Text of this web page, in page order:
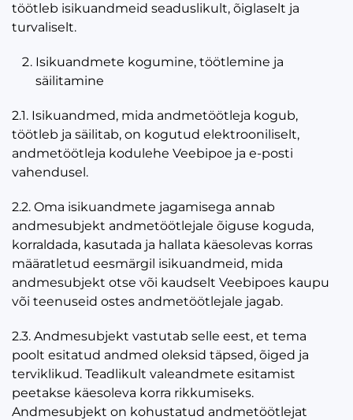
töötleb isikuandmeid seaduslikult, õiglaselt ja
turvaliselt.
Isikuandmete kogumine, töötlemine ja
säilitamine
2.1. Isikuandmed, mida andmetöötleja kogub,
töötleb ja säilitab, on kogutud elektrooniliselt,
andmetöötleja kodulehe Veebipoe ja e-posti
vahendusel.
2.2. Oma isikuandmete jagamisega annab
andmesubjekt andmetöötlejale õiguse koguda,
korraldada, kasutada ja hallata käesolevas korras
määratletud eesmärgil isikuandmeid, mida
andmesubjekt otse või kaudselt Veebipoes kaupu
või teenuseid ostes andmetöötlejale jagab.
2.3. Andmesubjekt vastutab selle eest, et tema
poolt esitatud andmed oleksid täpsed, õiged ja
terviklikud. Teadlikult valeandmete esitamist
peetakse käesoleva korra rikkumiseks.
Andmesubjekt on kohustatud andmetöötlejat